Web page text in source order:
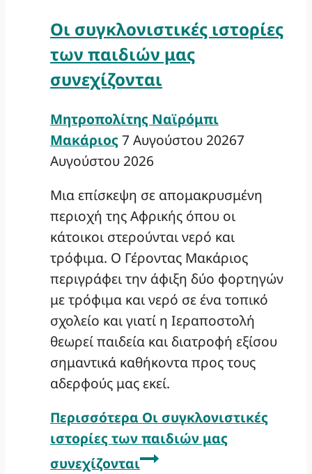
Οι συγκλονιστικές ιστορίες
των παιδιών μας
συνεχίζονται
Μητροπολίτης Ναϊρόμπι
Μακάριος 7 Αυγούστου 20267
Αυγούστου 2026
Μια επίσκεψη σε απομακρυσμένη
περιοχή της Αφρικής όπου οι
κάτοικοι στερούνται νερό και
τρόφιμα. Ο Γέροντας Μακάριος
περιγράφει την άφιξη δύο φορτηγών
με τρόφιμα και νερό σε ένα τοπικό
σχολείο και γιατί η Ιεραποστολή
θεωρεί παιδεία και διατροφή εξίσου
σημαντικά καθήκοντα προς τους
αδερφούς μας εκεί.
Περισσότερα Οι συγκλονιστικές
ιστορίες των παιδιών μας
συνεχίζονται